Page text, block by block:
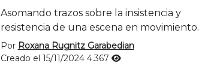
Asomando trazos sobre la insistencia y
resistencia de una escena en movimiento.
Por Roxana Rugnitz Garabedian
Creado el 15/11/2024 4.367